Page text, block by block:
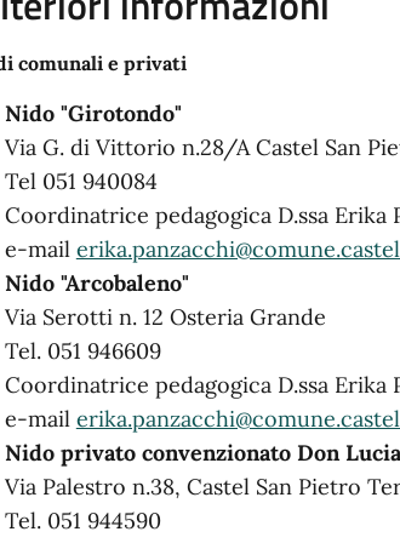
comunali e privati
Nido "Girotondo"
Via G. di Vittorio n.28/A Castel San
Tel 051 940084
Coordinatrice pedagogica D.ssa Erika
e-mail
Nido "Arcobaleno"
Via Serotti n. 12 Osteria Grande
Tel. 051 946609
Coordinatrice pedagogica D.ssa Erika
e-mail
Nido privato convenzionato Don
Via Palestro n.38, Castel San Pietro
Tel. 051 944590